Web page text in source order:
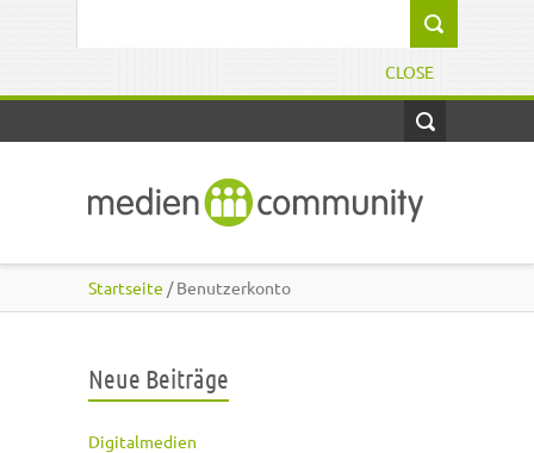
CLOSE
Startseite / Benutzerkonto
Neue Beiträge
Digitalmedien